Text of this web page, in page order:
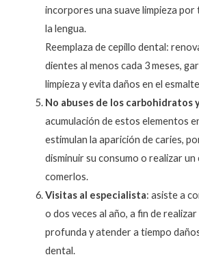
incorpores una suave limpieza por
la lengua.
Reemplaza de cepillo dental:
dientes al menos cada 3 meses,
limpieza y evita daños en el
No abuses de los carbohidratos
acumulación de estos elementos
estimulan la aparición de caries,
disminuir su consumo o realizar un
comerlos.
Visitas al especialista: asiste a
o dos veces al año, a fin de realizar
profunda y atender a tiempo
dental.